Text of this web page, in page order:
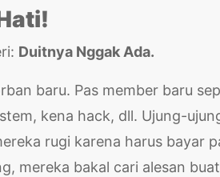
Duitnya Nggak Ada.
baru. Pas member baru
kena hack, dll. Ujung-
rugi karena harus bayar
mereka bakal cari alesan